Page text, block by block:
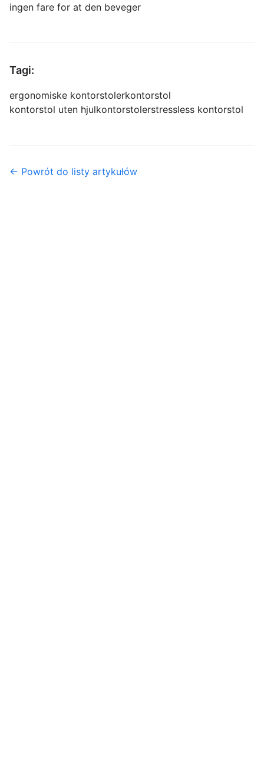
ingen fare for at den beveger
Tagi:
ergonomiske kontorstolerkontorstol
kontorstol uten hjulkontorstolerstressless kontorstol
← Powrót do listy artykułów